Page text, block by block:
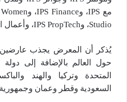
Studio، وIPS PropTech، وأعمال الديكور IPS Design.
حول العالم بالإضافة إلى دولة
المتحدة وتركيا والهند
السعودية وقطر وعمان